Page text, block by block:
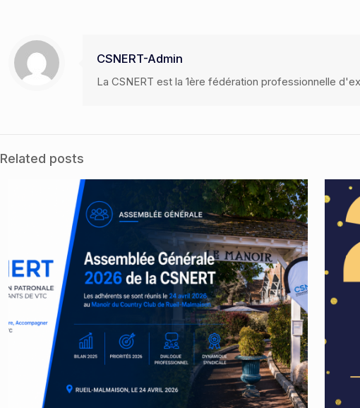
CSNERT-Admin
La CSNERT est la 1ère fédération professionnelle
Related posts